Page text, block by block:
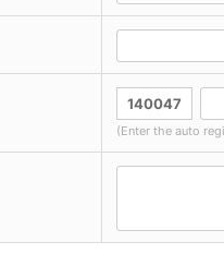
(Enter the auto